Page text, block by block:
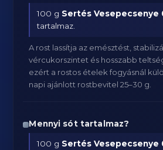
100 g Sertés Vesepecsenye
tartalmaz.
A rost lassítja az emésztést,
vércukorszintet és hosszabb
ezért a rostos ételek fogyásnál
napi ajánlott rostbevitel 25–30 g.
Mennyi sót tartalmaz?
100 g Sertés Vesepecsenye